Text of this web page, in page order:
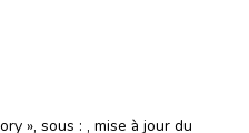
», sous : , mise à jour du